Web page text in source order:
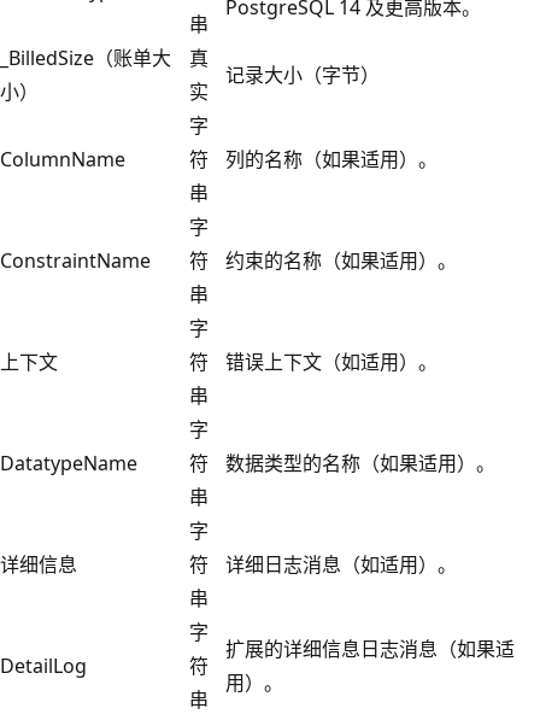
串
PostgreSQL 14 及更高版本。
_BilledSize（账单大
小）
真
实
记录大小（字节）
ColumnName
字
符
串
列的名称（如果适用）。
ConstraintName
字
符
串
约束的名称（如果适用）。
上下文
字
符
串
错误上下文（如适用）。
DatatypeName
字
符
串
数据类型的名称（如果适用）。
详细信息
字
符
串
详细日志消息（如适用）。
DetailLog
字
符
串
扩展的详细信息日志消息（如果适
用）。